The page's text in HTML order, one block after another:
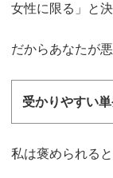
女性に限る」と
だからあなたが
受かりやすい
私は褒められる